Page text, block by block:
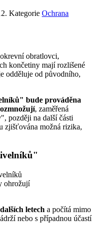
. Kategorie Ochrana
obratlovci,
končetiny mají rozlišené
odděluje od původního,
bude prováděna
, zaměřená
později na další části
zjišťována možná rizika,
ohrožují
letech a počítá mimo
nebo s případnou účastí